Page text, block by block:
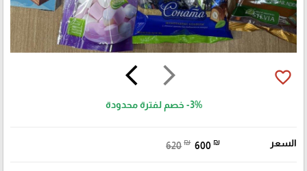
arrow_forward_ios
arrow_back_ios favorite_border
-3% خصم لفترة محدودة
السعر 620 ₪ 600 ₪